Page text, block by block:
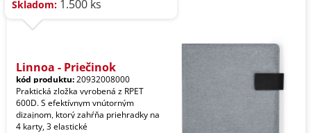
Skladom: 1.500 ks
Linnoa - Priečinok
kód produktu:20932008000
Praktická zložka vyrobená z RPET
600D. S efektívnym vnútorným
dizajnom, ktorý zahŕňa priehradky na
4 karty, 3 elastické